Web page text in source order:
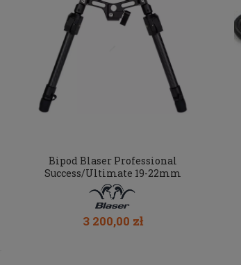
Bipod Blaser Professional
Success/Ultimate 19-22mm
3 200,00 zł